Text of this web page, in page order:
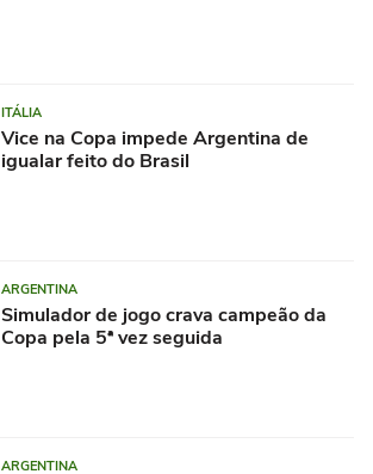
ITÁLIA
Vice na Copa impede Argentina de
igualar feito do Brasil
ARGENTINA
Simulador de jogo crava campeão da
Copa pela 5ª vez seguida
ARGENTINA